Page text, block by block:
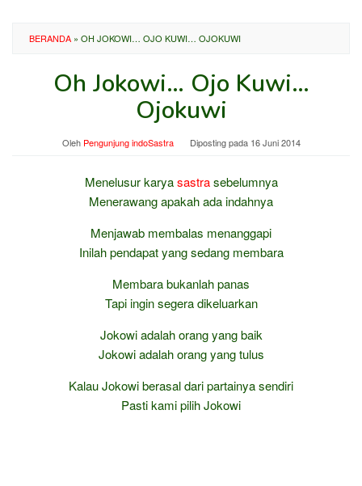
BERANDA » OH JOKOWI… OJO KUWI… OJOKUWI
Oh Jokowi… Ojo Kuwi…
Ojokuwi
Oleh Pengunjung indoSastra Diposting pada 16 Juni 2014
Menelusur karyasastrasebelumnya
Menerawang apakah ada indahnya
Menjawab membalas menanggapi
Inilah pendapat yang sedang membara
Membara bukanlah panas
Tapi ingin segera dikeluarkan
Jokowi adalah orang yang baik
Jokowi adalah orang yang tulus
Kalau Jokowi berasal dari partainya sendiri
Pasti kami pilih Jokowi